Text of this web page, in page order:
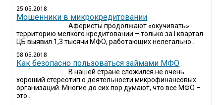
25.05.2018
Мошенники в микрокредитовании
Аферисты продолжают «окучивать»
территорию мелкого кредитовании – только за I квартал
ЦБ выявил 1,3 тысячи МФО, работающих нелегально...
08.05.2018
Как безопасно пользоваться займами МФО
В нашей стране сложился не очень
хороший стереотип о деятельности микрофинансовых
организаций. Многие до сих пор думают, что все МФО –
это...